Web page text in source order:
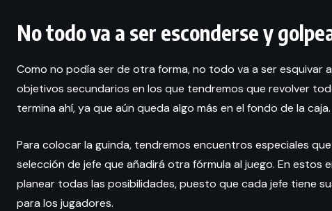
No todo va a ser esconderse y
Como no podía ser de otra forma, no todo va a ser esquivar
objetivos secundarios en los que tendremos que revolver
termina ahí, ya que aún queda algo más en el fondo de la caja.
Para colocar la guinda, tendremos encuentros especiales
selección de jefe que añadirá otra fórmula al juego. En
planear todas las posibilidades, puesto que cada jefe tiene
para los jugadores.